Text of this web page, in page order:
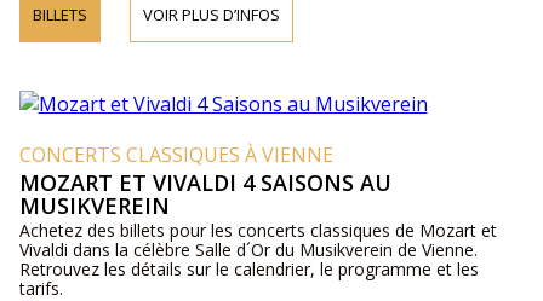
BILLETS VOIR PLUS D’INFOS
CONCERTS CLASSIQUES À VIENNE
MOZART ET VIVALDI 4 SAISONS AU
MUSIKVEREIN
Achetez des billets pour les concerts classiques de Mozart et
Vivaldi dans la célèbre Salle d´Or du Musikverein de Vienne.
Retrouvez les détails sur le calendrier, le programme et les
tarifs.